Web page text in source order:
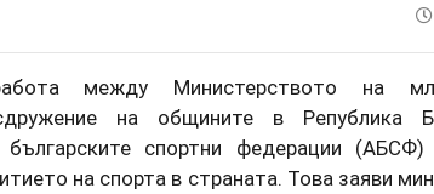
между Министерството на
на общините в Република
спортни федерации (АБСФ)
на спорта в страната. Това заяви